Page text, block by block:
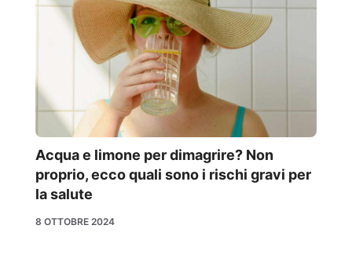
Acqua e limone per dimagrire? Non
proprio, ecco quali sono i rischi gravi per
la salute
8 OTTOBRE 2024